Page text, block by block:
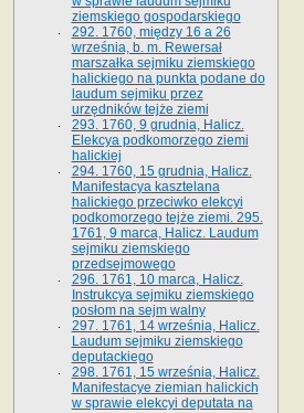
ziemskiego gospodarskiego
292. 1760, między 16 a 26
września, b. m. Rewersał
marszałka sejmiku ziemskiego
halickiego na punkta podane do
laudum sejmiku przez
urzędników tejże ziemi
293. 1760, 9 grudnia, Halicz.
Elekcya podkomorzego ziemi
halickiej
294. 1760, 15 grudnia, Halicz.
Manifestacya kasztelana
halickiego przeciwko elekcyi
podkomorzego tejże ziemi. 295.
1761, 9 marca, Halicz. Laudum
sejmiku ziemskiego
przedsejmowego
296. 1761, 10 marca, Halicz.
Instrukcya sejmiku ziemskiego
posłom na sejm walny
297. 1761, 14 września, Halicz.
Laudum sejmiku ziemskiego
deputackiego
298. 1761, 15 września, Halicz.
Manifestacye ziemian halickich
w sprawie elekcyi deputata na